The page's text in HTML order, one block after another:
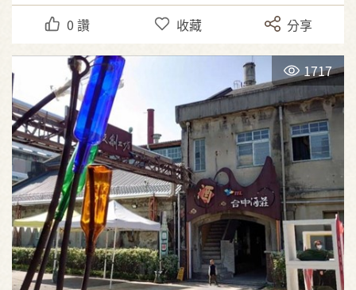
0 讚 收藏 分享
1717